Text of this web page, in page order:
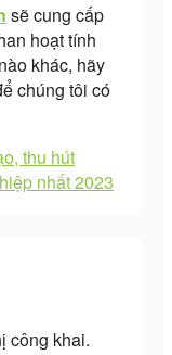
sẽ cung cấp
hoạt tính
khác, hãy
chúng tôi có
thu hút
nhất 2023
công khai.